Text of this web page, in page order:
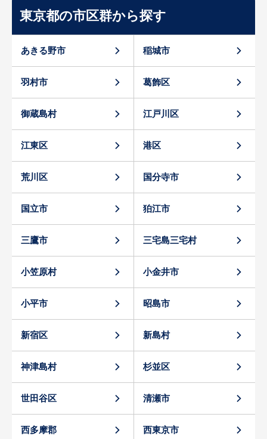
東京都の市区群から探す
あきる野市 稲城市
羽村市 葛飾区
御蔵島村 江戸川区
江東区 港区
荒川区 国分寺市
国立市 狛江市
三鷹市 三宅島三宅村
小笠原村 小金井市
小平市 昭島市
新宿区 新島村
神津島村 杉並区
世田谷区 清瀬市
西多摩郡 西東京市